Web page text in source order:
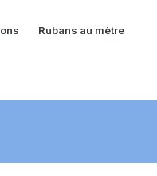
Rubans au mètre